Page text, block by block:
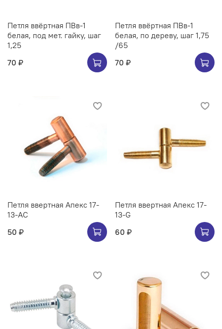
Петля ввёртная ПВв-1
белая, под мет. гайку, шаг
1,25
70 ₽
Петля ввёртная ПВв-1
белая, по дереву, шаг 1,75
/65
70 ₽
Петля ввертная Апекс 17-
13-AC
50 ₽
Петля ввертная Апекс 17-
13-G
60 ₽